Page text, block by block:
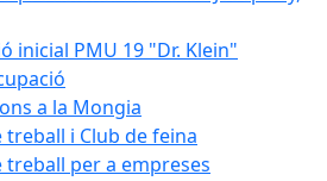
inicial PMU 19 "Dr. Klein"
a la Mongia
treball i Club de feina
treball per a empreses